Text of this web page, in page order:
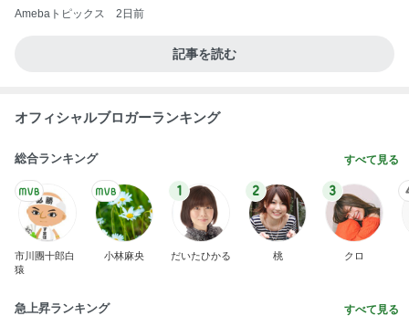
Amebaトピックス 2日前
記事を読む
オフィシャルブロガーランキング
総合ランキング すべて見る
市川團十郎白
猿
小林麻央
1
だいたひかる
2
桃
3
クロ
急上昇ランキング すべて見る